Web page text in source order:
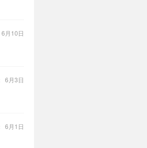
6月10日
6月3日
6月1日